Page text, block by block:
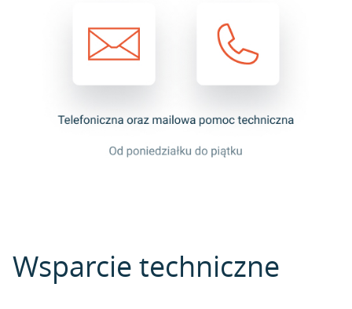
Wsparcie techniczne